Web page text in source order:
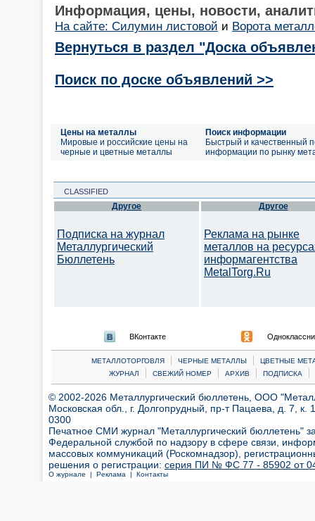
Информация, цены, новости,
На сайте: Силумин листовой и Ворота
Вернуться в раздел "Доска
Поиск по доске объявлений >>
Цены на металлы
Мировые и российские цены на
черные и цветные металлы
Поиск информации
Быстрый и качественный
информации по рынку
CLASSIFIED
Другое
Подписка на журнал
Металлургический
Бюллетень
Другое
Реклама на рынке
металлов на
информагентства
MetalTorg.Ru
ВКонтакте
МЕТАЛЛОТОРГОВЛЯ | ЧЕРНЫЕ МЕТАЛЛЫ |
ЦВЕТНЫЕ
ЖУРНАЛ
| СВЕЖИЙ НОМЕР | АРХИВ | ПОДПИСКА |
© 2002-2026 Металлургический бюллетень, ООО
Московская обл., г. Долгопрудный, пр-т Пацаева, д. 7,
0300
Печатное СМИ журнал "Металлургический бюллетень"
Федеральной службой по надзору в сфере связи,
массовых коммуникаций (Роскомнадзор),
решения о регистрации: серия ПИ № ФС 77 - 85902 от 04
О журнале | Реклама | Контакты